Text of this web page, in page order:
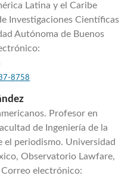
Latina y el Caribe
Investigaciones Científicas
Autónoma de Buenos
8758
Profesor en
de Ingeniería de la
el periodismo. Universidad
Observatorio Lawfare,
electrónico: